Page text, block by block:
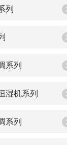
列
系列
湿机系列
系列